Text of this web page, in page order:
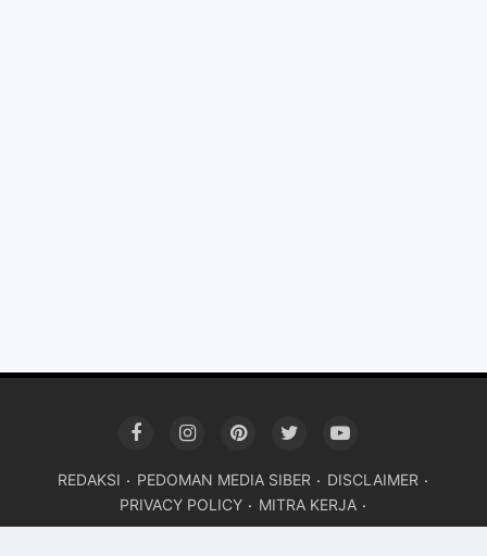
REDAKSI PEDOMAN MEDIA SIBER
DISCLAIMER
PRIVACY POLICY
MITRA KERJA